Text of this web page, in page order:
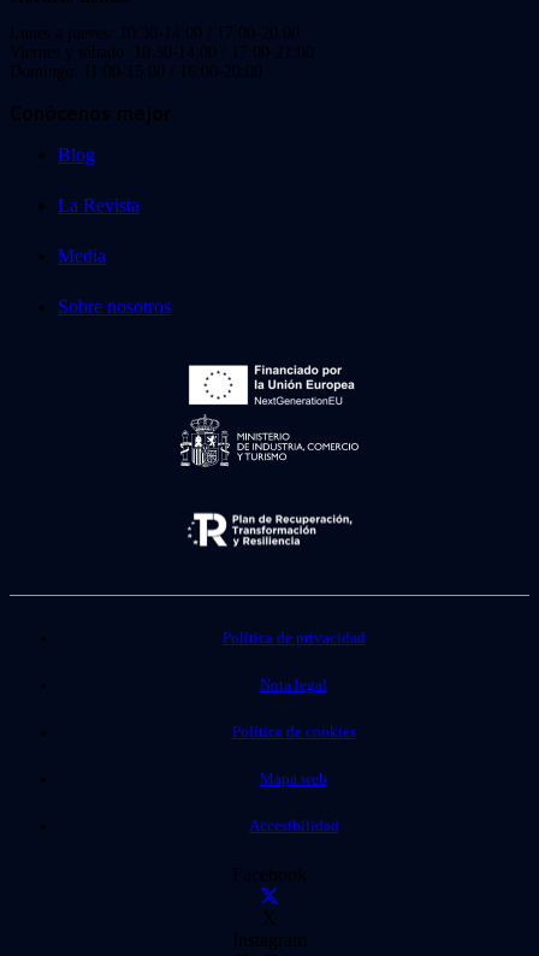
Lunes a jueves: 10:30-14:00 / 17:00-20:00
Viernes y sábado: 10:30-14:00 / 17:00-21:00
Domingo: 11:00-15:00 / 16:00-20:00
Conócenos mejor
Blog
La Revista
Media
Sobre nosotros
Política de privacidad
Nota legal
Política de cookies
Mapa web
Accesibilidad
Facebook
X
Instagram